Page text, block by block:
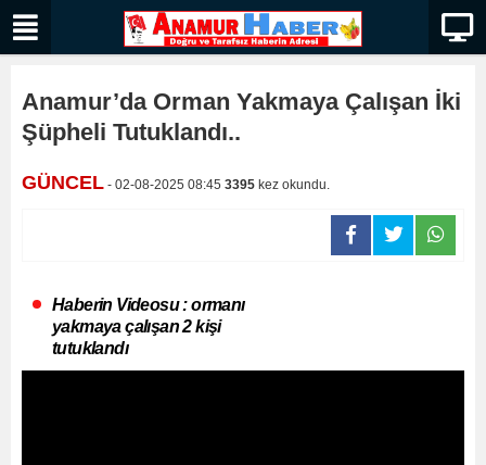
Anamur’da Orman Yakmaya Çalışan İki
Şüpheli Tutuklandı..
GÜNCEL - 02-08-2025 08:45 3395 kez okundu.
Haberin Videosu : ormanı
yakmaya çalışan 2 kişi
tutuklandı